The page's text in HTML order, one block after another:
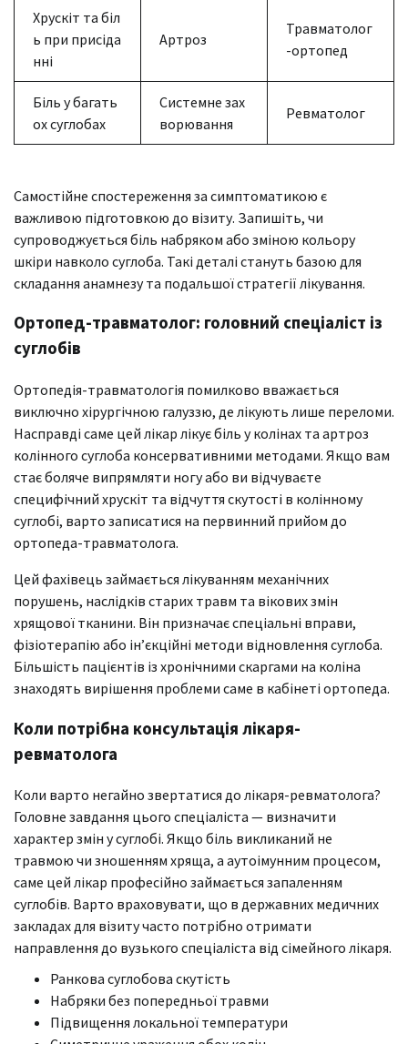
Хрускіт та біл
ь при присіда
нні
Артроз
Травматолог
-ортопед
Біль у багать
ох суглобах
Системне зах
ворювання
Ревматолог
Самостійне спостереження за симптоматикою є
важливою підготовкою до візиту. Запишіть, чи
супроводжується біль набряком або зміною кольору
шкіри навколо суглоба. Такі деталі стануть базою для
складання анамнезу та подальшої стратегії лікування.
Ортопед-травматолог: головний спеціаліст із
суглобів
Ортопедія-травматологія помилково вважається
виключно хірургічною галуззю, де лікують лише переломи.
Насправді саме цей лікар лікує біль у колінах та артроз
колінного суглоба консервативними методами. Якщо вам
стає боляче випрямляти ногу або ви відчуваєте
специфічний хрускіт та відчуття скутості в колінному
суглобі, варто записатися на первинний прийом до
ортопеда-травматолога.
Цей фахівець займається лікуванням механічних
порушень, наслідків старих травм та вікових змін
хрящової тканини. Він призначає спеціальні вправи,
фізіотерапію або ін’єкційні методи відновлення суглоба.
Більшість пацієнтів із хронічними скаргами на коліна
знаходять вирішення проблеми саме в кабінеті ортопеда.
Коли потрібна консультація лікаря-
ревматолога
Коли варто негайно звертатися до лікаря-ревматолога?
Головне завдання цього спеціаліста — визначити
характер змін у суглобі. Якщо біль викликаний не
травмою чи зношенням хряща, а аутоімунним процесом,
саме цей лікар професійно займається запаленням
суглобів. Варто враховувати, що в державних медичних
закладах для візиту часто потрібно отримати
направлення до вузького спеціаліста від сімейного лікаря.
Ранкова суглобова скутість
Набряки без попередньої травми
Підвищення локальної температури